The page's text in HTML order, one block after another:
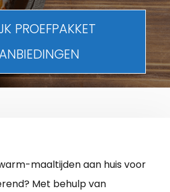
PROEFPAKKET
maaltijden aan huis voor
Met behulp van